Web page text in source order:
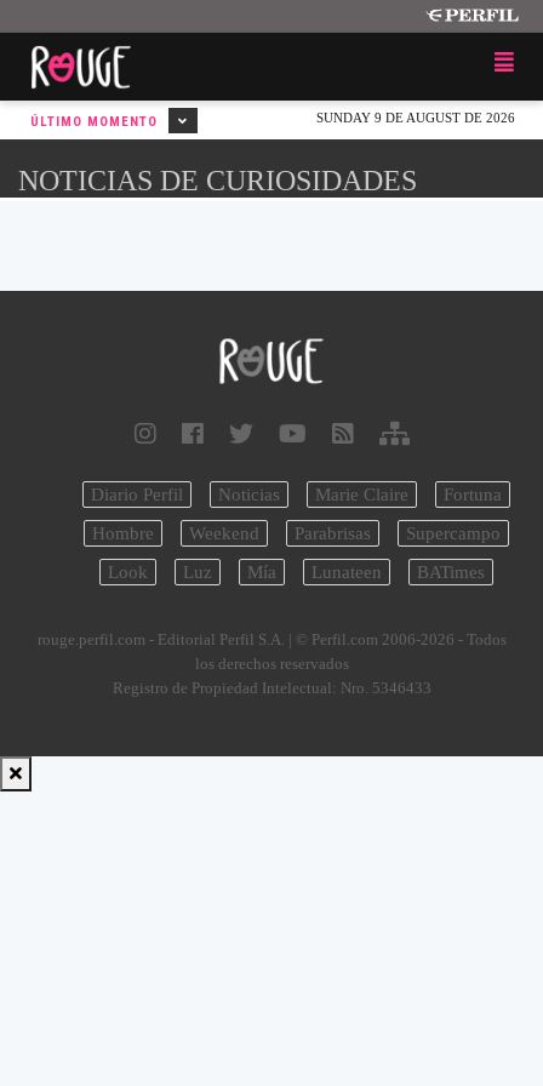
SUNDAY 9 DE AUGUST DE 2026
ÚLTIMO MOMENTO
NOTICIAS DE CURIOSIDADES
Diario Perfil Noticias Marie Claire
Fortuna
Hombre
Weekend Parabrisas
Supercampo
Look
Luz Mía Lunateen BATimes
rouge.perfil.com - Editorial Perfil S.A. | © Perfil.com 2006-2026 - Todos
los derechos reservados
Registro de Propiedad Intelectual: Nro. 5346433